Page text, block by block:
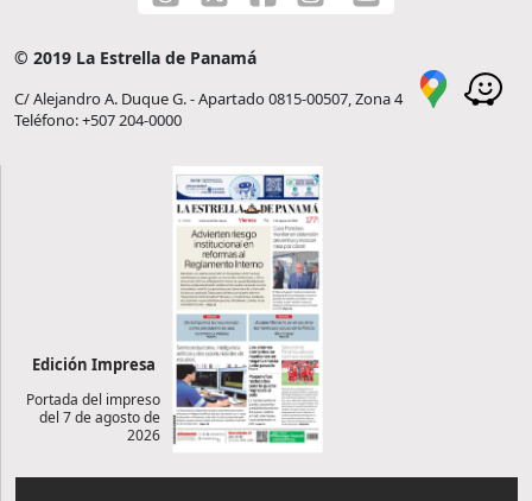
© 2019 La Estrella de Panamá
C/ Alejandro A. Duque G. - Apartado 0815-00507, Zona 4
Teléfono: +507 204-0000
Edición Impresa
Portada del impreso
del 7 de agosto de
2026